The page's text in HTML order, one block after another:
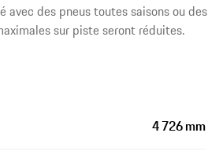
avec des pneus toutes saisons ou des
sur piste seront réduites.
4 726 mm